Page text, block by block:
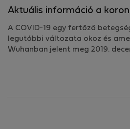
Aktuális információ a
A COVID-19 egy fertőző
legutóbbi változata okoz és
Wuhanban jelent meg 2019.